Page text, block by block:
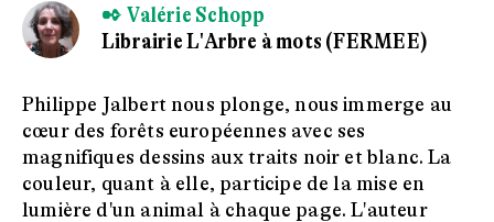
✒ Valérie Schopp
Librairie L'Arbre à mots (FERMEE)
Philippe Jalbert nous plonge, nous immerge au
cœur des forêts européennes avec ses
magnifiques dessins aux traits noir et blanc. La
couleur, quant à elle, participe de la mise en
lumière d'un animal à chaque page. L'auteur